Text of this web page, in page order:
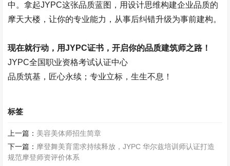
中。拿起JYPC这张品质蓝图，用设计思维构建企业品质的
摩天大楼，让你的专业能力，从事后纠错升级为事前建构。
现在就行动，用JYPC证书，开启你的品质建筑师之路！
JYPC全国职业资格考试认证中心
品质筑基，匠心永续；专业立标，生生不息！
标签
上一篇： 美容美体师招生简章
下一篇： 摩登舞美育需求持续释放，JYPC 华尔兹培训师认证打造
规范摩登师资评价体系